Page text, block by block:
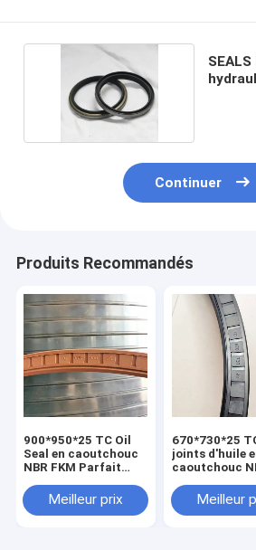
Continuer
Produits Recommandés
900*950*25 TC Oil
Seal en caoutchouc
NBR FKM Parfait
de scellement
Meilleur prix
670*730*25
joints d'huile
caoutchouc
résistance à
température
Meilleur